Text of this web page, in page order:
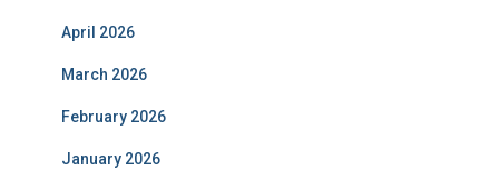
April 2026
March 2026
February 2026
January 2026